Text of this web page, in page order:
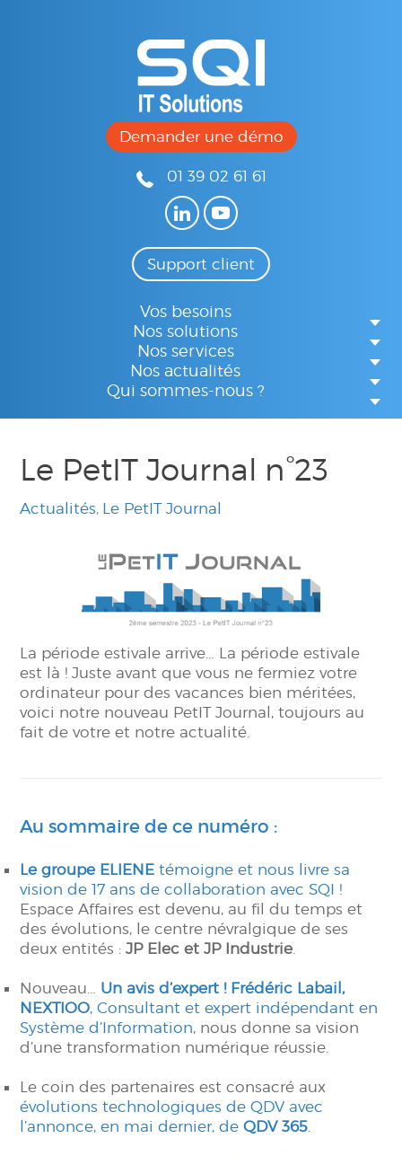
Demander une démo
01 39 02 61 61
Support client
Vos besoins
Nos solutions
Nos services
Nos actualités
Qui sommes-nous ?
Le PetIT Journal n°23
Actualités Le PetIT Journal
La période estivale arrive… La période estivale
est là ! Juste avant que vous ne fermiez votre
ordinateur pour des vacances bien méritées,
voici notre nouveau PetIT Journal, toujours au
fait de votre et notre actualité.
Au sommaire de ce numéro :
Le groupe ELIENE témoigne et nous livre sa
vision de 17 ans de collaboration avec SQI !
Espace Affaires est devenu, au fil du temps et
des évolutions, le centre névralgique de ses
deux entités :JP Elec et JP Industrie.
Nouveau… Un avis d’expert ! Frédéric Labail,
NEXTIOO, Consultant et expert indépendant en
Système d’Information, nous donne sa vision
d’une transformation numérique réussie.
Le coin des partenaires est consacré aux
évolutions technologiques de QDV avec
l’annonce, en mai dernier, deQDV 365.